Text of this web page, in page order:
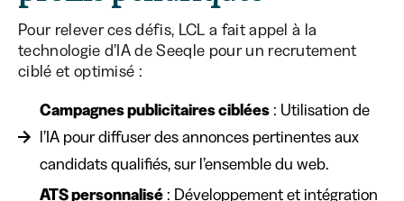
Pour relever ces défis, LCL a fait appel à la
technologie d’IA de Seeqle pour un recrutement
ciblé et optimisé :
Campagnes publicitaires ciblées: Utilisation de
l’IA pour diffuser des annonces pertinentes aux
candidats qualifiés, sur l’ensemble du web.
ATS personnalisé: Développement et intégration